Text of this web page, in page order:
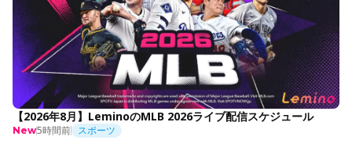
【2026年8月】LeminoのMLB 2026ライブ配信スケジュール
New5時間前 スポーツ